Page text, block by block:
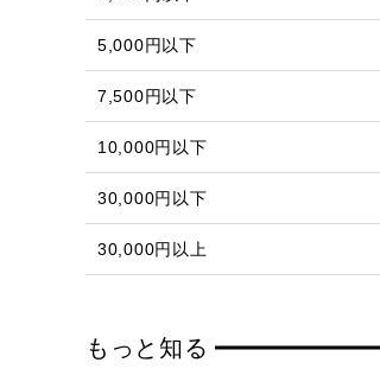
5,000円以下
7,500円以下
10,000円以下
30,000円以下
30,000円以上
もっと知る